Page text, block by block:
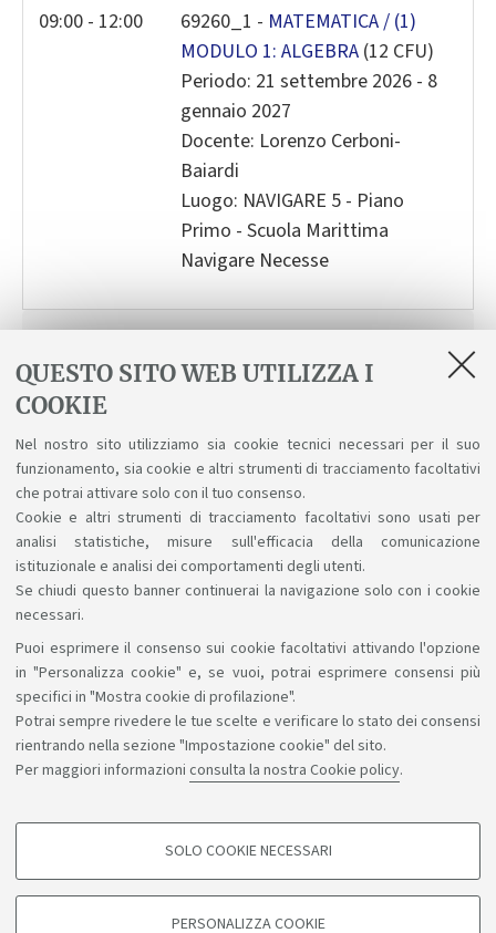
QUESTO SITO WEB UTILIZZA I
COOKIE
Nel nostro sito utilizziamo sia cookie tecnici necessari per il suo
funzionamento, sia cookie e altri strumenti di tracciamento facoltativi
che potrai attivare solo con il tuo consenso.
Cookie e altri strumenti di tracciamento facoltativi sono usati per
analisi statistiche, misure sull'efficacia della comunicazione
istituzionale e analisi dei comportamenti degli utenti.
Se chiudi questo banner continuerai la navigazione solo con i cookie
necessari.
Puoi esprimere il consenso sui cookie facoltativi attivando l'opzione
in "Personalizza cookie" e, se vuoi, potrai esprimere consensi più
specifici in "Mostra cookie di profilazione".
Potrai sempre rivedere le tue scelte e verificare lo stato dei consensi
rientrando nella sezione "Impostazione cookie" del sito.
Per maggiori informazioni consulta la nostra Cookie policy.
COOKIE DI PROFILAZIONE - FACOLTATIVI
SOLO COOKIE NECESSARI
PERSONALIZZA COOKIE
9 10 11 12 13
17 18 19 20 21
24 25 26 27 28
31 1 2 3
Today
09:00 - 12:00 69260_1 - MATEMATICA / (1)
MODULO 1: ALGEBRA (12 CFU)
Periodo: 21 settembre 2026 - 8
gennaio 2027
Docente: Lorenzo Cerboni-
Baiardi
Luogo: NAVIGARE 5 - Piano
Primo - Scuola Marittima
Navigare Necesse
Centro Linguistico di Ateneo
equipollenza
Sosteniamo il diritto alla conoscenza
Seguici su: